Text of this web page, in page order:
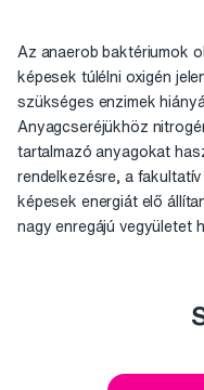
Az anaerob baktériumok
képesek túlélni oxigén
szükséges enzimek
Anyagcseréjükhöz
tartalmazó anyagokat
rendelkezésre, a
képesek energiát elő
nagy enregájú vegyületet